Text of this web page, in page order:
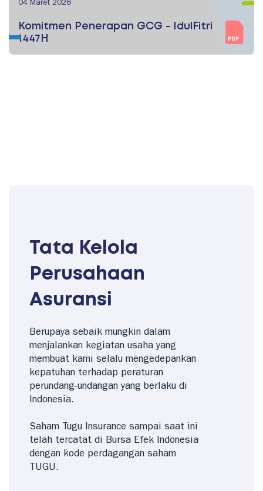
04 Maret 2026
Komitmen Penerapan GCG - IdulFitri
1447H
Tata Kelola
Perusahaan
Asuransi
Berupaya sebaik mungkin dalam
menjalankan kegiatan usaha yang
membuat kami selalu mengedepankan
kepatuhan terhadap peraturan
perundang-undangan yang berlaku di
Indonesia.
Saham Tugu Insurance sampai saat ini
telah tercatat di Bursa Efek Indonesia
dengan kode perdagangan saham
TUGU.